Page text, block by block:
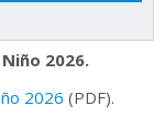
2026.
2026 (PDF).